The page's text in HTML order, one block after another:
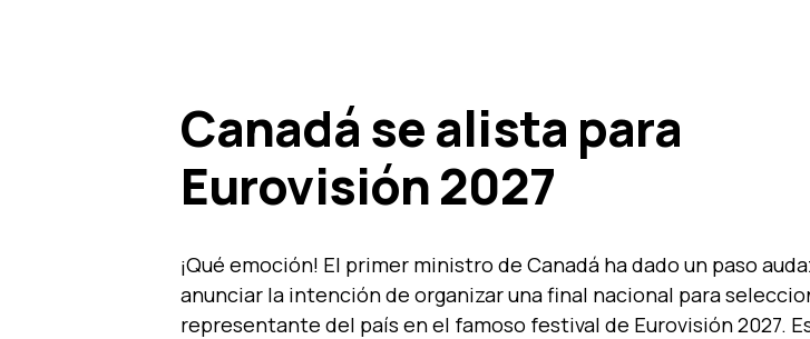
Canadá se alista para
Eurovisión 2027
¡Qué emoción! El primer ministro de Canadá ha dado un paso
anunciar la intención de organizar una final nacional para
representante del país en el famoso festival de Eurovisión 2027.